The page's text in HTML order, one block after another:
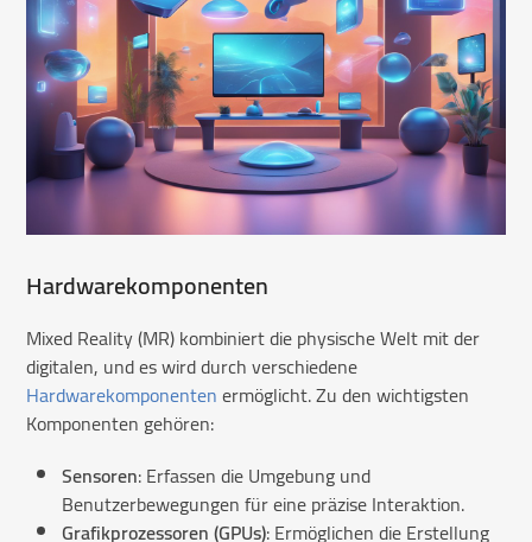
Hardwarekomponenten
Mixed Reality (MR) kombiniert die physische Welt mit der
digitalen, und es wird durch verschiedene
Hardwarekomponentenermöglicht. Zu den wichtigsten
Komponenten gehören:
Sensoren: Erfassen die Umgebung und
Benutzerbewegungen für eine präzise Interaktion.
Grafikprozessoren (GPUs): Ermöglichen die Erstellung